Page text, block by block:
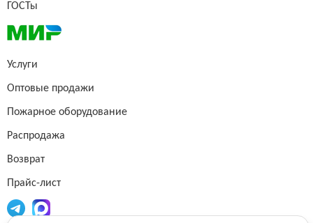
ГОСТы
Услуги
Оптовые продажи
Пожарное оборудование
Распродажа
Возврат
Прайс-лист